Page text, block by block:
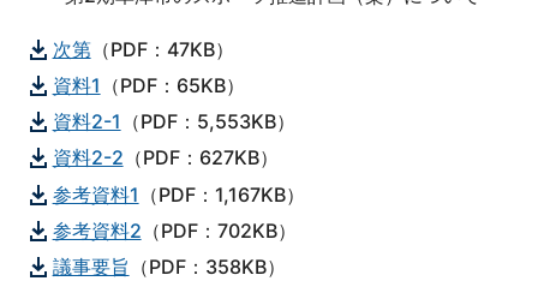
次第（PDF：47KB）
資料1 （PDF：65KB）
資料2-1 （PDF：5,553KB）
資料2-2 （PDF：627KB）
参考資料1 （PDF：1,167KB）
参考資料2 （PDF：702KB）
議事要旨 （PDF：358KB）